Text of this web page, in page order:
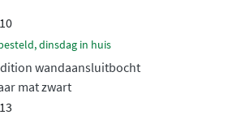
douchen
houdt de
zelfs wanneer elders in
Zo vermijdt u vervelende
dinsdag in huis
wandaansluitbocht
mat zwart